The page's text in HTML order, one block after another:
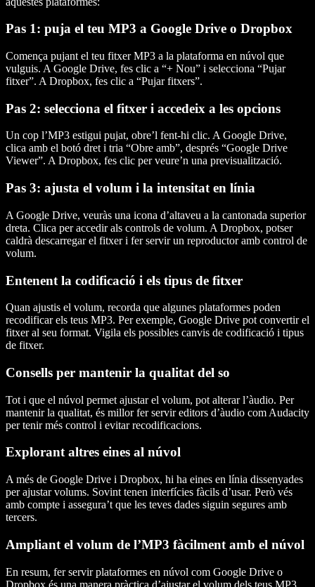
Pas 1: puja el teu MP3 a Google Drive o Dropbox
Comença pujant el teu fitxer MP3 a la plataforma en núvol que
vulguis. A Google Drive, fes clic a “+ Nou” i selecciona “Pujar
fitxer”. A Dropbox, fes clic a “Pujar fitxers”.
Pas 2: selecciona el fitxer i accedeix a les opcions
Un cop l’MP3 estigui pujat, obre’l fent-hi clic. A Google Drive,
clica amb el botó dret i tria “Obre amb”, després “Google Drive
Viewer”. A Dropbox, fes clic per veure’n una previsualització.
Pas 3: ajusta el volum i la intensitat en línia
A Google Drive, veuràs una icona d’altaveu a la cantonada superior
dreta. Clica per accedir als controls de volum. A Dropbox, potser
caldrà descarregar el fitxer i fer servir un reproductor amb control de
volum.
Entenent la codificació i els tipus de fitxer
Quan ajustis el volum, recorda que algunes plataformes poden
recodificar els teus MP3. Per exemple, Google Drive pot convertir el
fitxer al seu format. Vigila els possibles canvis de codificació i tipus
de fitxer.
Consells per mantenir la qualitat del so
Tot i que el núvol permet ajustar el volum, pot alterar l’àudio. Per
mantenir la qualitat, és millor fer servir editors d’àudio com Audacity
per tenir més control i evitar recodificacions.
Explorant altres eines al núvol
A més de Google Drive i Dropbox, hi ha eines en línia dissenyades
per ajustar volums. Sovint tenen interfícies fàcils d’usar. Però vés
amb compte i assegura’t que les teves dades siguin segures amb
tercers.
Ampliant el volum de l’MP3 fàcilment amb el núvol
En resum, fer servir plataformes en núvol com Google Drive o
Dropbox és una manera pràctica d’ajustar el volum dels teus MP3